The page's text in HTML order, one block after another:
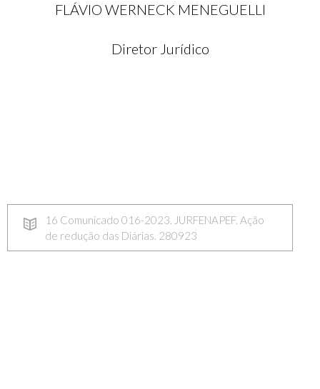
FLÁVIO WERNECK MENEGUELLI
Diretor Jurídico
16 Comunicado 016-2023. JURFENAPEF. Ação
de redução das Diárias. 280923